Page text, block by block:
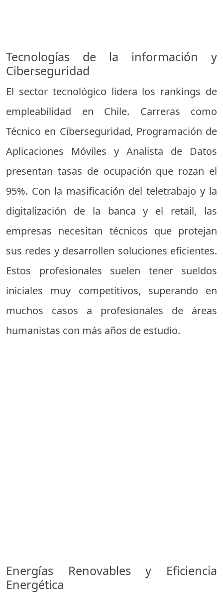
Tecnologías de la información y
Ciberseguridad
El sector tecnológico lidera los rankings de
empleabilidad en Chile. Carreras como
Técnico en Ciberseguridad, Programación de
Aplicaciones Móviles y Analista de Datos
presentan tasas de ocupación que rozan el
95%. Con la masificación del teletrabajo y la
digitalización de la banca y el retail, las
empresas necesitan técnicos que protejan
sus redes y desarrollen soluciones eficientes.
Estos profesionales suelen tener sueldos
iniciales muy competitivos, superando en
muchos casos a profesionales de áreas
humanistas con más años de estudio.
Energías Renovables y Eficiencia
Energética